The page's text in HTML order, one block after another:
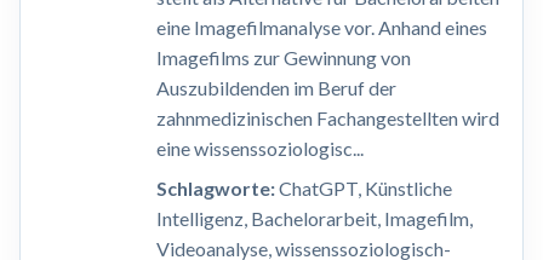
eine Imagefilmanalyse vor. Anhand eines
Imagefilms zur Gewinnung von
Auszubildenden im Beruf der
zahnmedizinischen Fachangestellten wird
eine wissenssoziologisc...
Schlagworte:ChatGPT, Künstliche
Intelligenz, Bachelorarbeit, Imagefilm,
Videoanalyse, wissenssoziologisch-